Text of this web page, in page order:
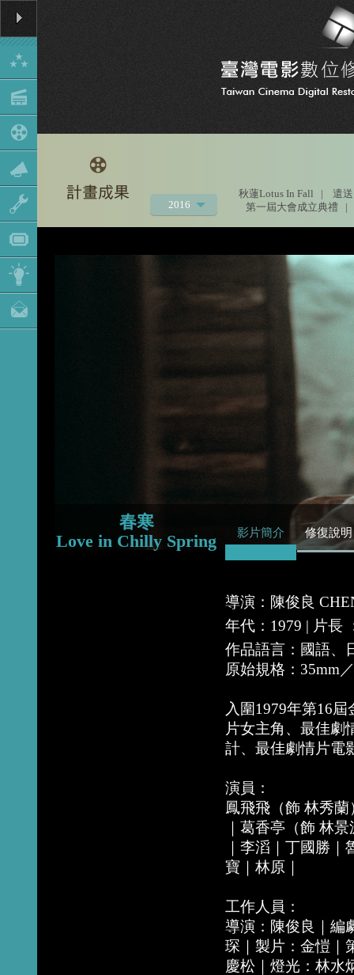
2016
2021
2020
2017
2013
秋蓮Lotus In Fall |
遣
第一屆大會成立典禮
|
春寒
Love in Chilly Spring
影片簡介 修復說明
導演：陳俊良
年代：1979 | 片長
作品語言：國語、
原始規格：35mm
入圍1979年第16
片女主角、最佳劇
計、最佳劇情片電
演員：
鳳飛飛（飾 林秀
｜葛香亭（飾 林
｜李滔｜丁國勝
寶｜林原｜
工作人員：
導演：陳俊良｜編
琛｜製片：金愷｜
慶松｜燈光：林水